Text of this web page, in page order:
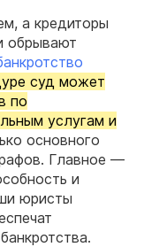
а кредиторы
обрывают
суд может
по
услугам и
основного
Главное —
и
юристы